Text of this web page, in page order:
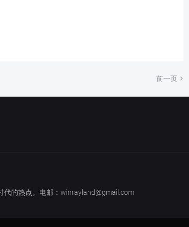
前一页
代的热点。电邮：winrayland@gmail.com